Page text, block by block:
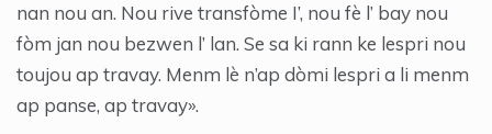
nan nou an. Nou rive transfòme I’, nou fè l’ bay nou
fòm jan nou bezwen l’ lan. Se sa ki rann ke lespri nou
toujou ap travay. Menm lè n’ap dòmi lespri a li menm
ap panse, ap travay».